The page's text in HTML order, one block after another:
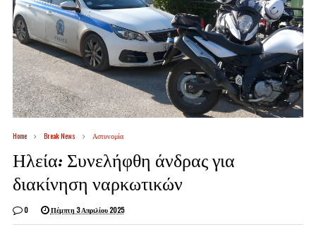
Home Break News Αστυνομία
Ηλεία: Συνελήφθη άνδρας για
διακίνηση ναρκωτικών
0 Πέμπτη 3 Απριλίου 2025